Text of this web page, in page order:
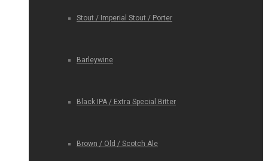
Stout / Imperial Stout / Porter
Barleywine
Black IPA / Extra Special Bitter
Brown / Old / Scotch Ale